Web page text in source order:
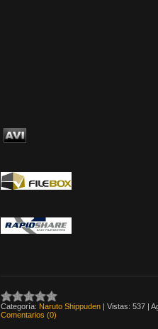
Categoría: Naruto Shippuden | Vistas: 537 |
Comentarios (0)